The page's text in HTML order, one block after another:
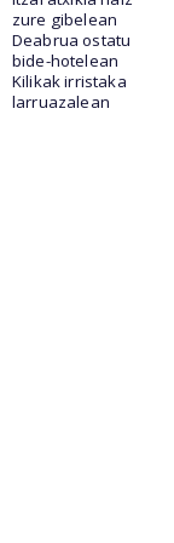
zure gibelean
Deabrua ostatu
bide-hotelean
Kilikak irristaka
larruazalean